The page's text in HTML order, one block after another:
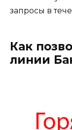
запросы в
Как
линии